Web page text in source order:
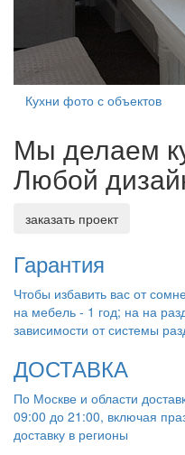
Кухни фото с объектов
Мы делаем
Любой
заказать проект
Гарантия
Чтобы избавить вас от
на мебель - 1 год; на на
зависимости от системы
ДОСТАВКА
По Москве и области
09:00 до 21:00, включая
доставку в регионы